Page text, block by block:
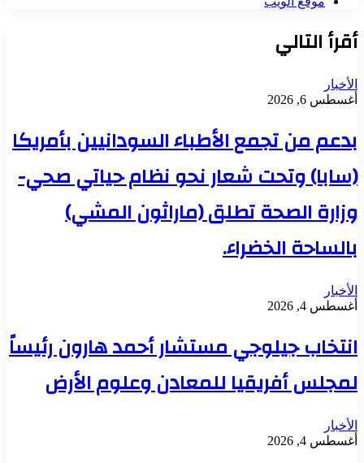
أقرأ التالي
الأخبار
أغسطس 6, 2026
بدعم من تجمع الأطباء السودانيين بأمريكا
(سابا) وتحت شعار نحو نظام حياتي صحي-
وزارة الصحة تطلق (ماراثون المشي)
بالساحة الخضراء.
الأخبار
أغسطس 4, 2026
انتخاب جيلوجي مستشار أحمد هارون رئيساً
لمجلس أفريقيا للمعادن وعلوم الأرض
الأخبار
أغسطس 4, 2026